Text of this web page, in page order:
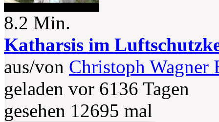
8.2 Min.
Katharsis im
aus/von Christoph Wagner
geladen vor 6136 Tagen
gesehen 12695 mal